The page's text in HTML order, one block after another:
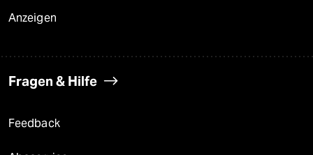
Anzeigen
Fragen & Hilfe
Feedback